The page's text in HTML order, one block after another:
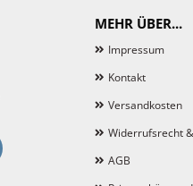
MEHR ÜBER...
Impressum
Kontakt
Versandkosten
Widerrufsrecht
AGB